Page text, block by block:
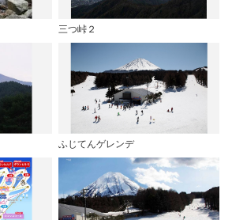
三つ峠２
ふじてんゲレンデ